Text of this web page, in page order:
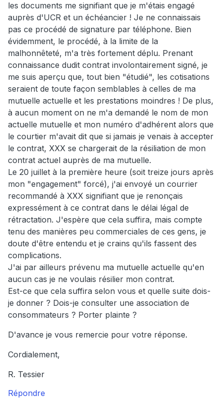
les documents me signifiant que je m'étais engagé
auprès d'UCR et un échéancier ! Je ne connaissais
pas ce procédé de signature par téléphone. Bien
évidemment, le procédé, à la limite de la
malhonnêteté, m'a très fortement déplu. Prenant
connaissance dudit contrat involontairement signé, je
me suis aperçu que, tout bien "étudié", les cotisations
seraient de toute façon semblables à celles de ma
mutuelle actuelle et les prestations moindres ! De plus,
à aucun moment on ne m'a demandé le nom de mon
actuelle mutuelle et mon numéro d'adhérent alors que
le courtier m'avait dit que si jamais je venais à accepter
le contrat, XXX se chargerait de la résiliation de mon
contrat actuel auprès de ma mutuelle.
Le 20 juillet à la première heure (soit treize jours après
mon "engagement" forcé), j'ai envoyé un courrier
recommandé à XXX signifiant que je renonçais
expressément à ce contrat dans le délai légal de
rétractation. J'espère que cela suffira, mais compte
tenu des manières peu commerciales de ces gens, je
doute d'être entendu et je crains qu'ils fassent des
complications.
J'ai par ailleurs prévenu ma mutuelle actuelle qu'en
aucun cas je ne voulais résilier mon contrat.
Est-ce que cela suffira selon vous et quelle suite dois-
je donner ? Dois-je consulter une association de
consommateurs ? Porter plainte ?
D'avance je vous remercie pour votre réponse.
Cordialement,
R. Tessier
Répondre